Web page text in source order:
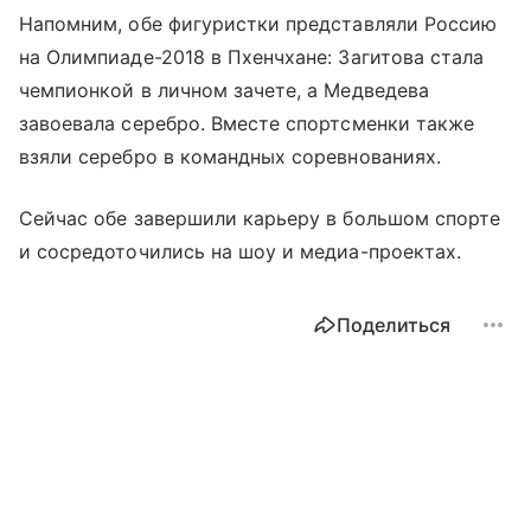
Напомним, обе фигуристки представляли Россию
на Олимпиаде-2018 в Пхенчхане: Загитова стала
чемпионкой в личном зачете, а Медведева
завоевала серебро. Вместе спортсменки также
взяли серебро в командных соревнованиях.
Сейчас обе завершили карьеру в большом спорте
и сосредоточились на шоу и медиа-проектах.
Поделиться